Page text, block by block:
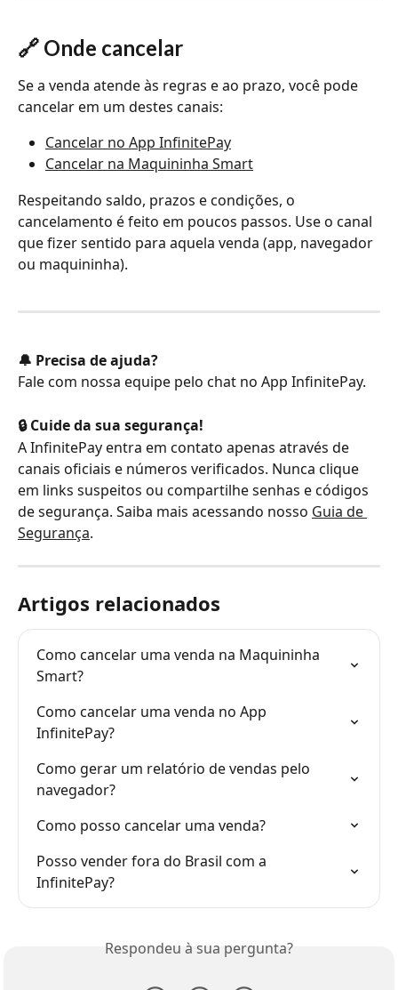
🔗 Onde cancelar
Se a venda atende às regras e ao prazo, você pode
cancelar em um destes canais:
Cancelar no App InfinitePay
Cancelar na Maquininha Smart
Respeitando saldo, prazos e condições, o
cancelamento é feito em poucos passos. Use o canal
que fizer sentido para aquela venda (app, navegador
ou maquininha).
🔔 Precisa de ajuda?
Fale com nossa equipe pelo chat no App InfinitePay.
🔒 Cuide da sua segurança!
A InfinitePay entra em contato apenas através de
canais oficiais e números verificados. Nunca clique
em links suspeitos ou compartilhe senhas e códigos
de segurança. Saiba mais acessando nosso Guia de
Segurança.
Artigos relacionados
Como cancelar uma venda na Maquininha
Smart?
Como cancelar uma venda no App
InfinitePay?
Como gerar um relatório de vendas pelo
navegador?
Como posso cancelar uma venda?
Posso vender fora do Brasil com a
InfinitePay?
Respondeu à sua pergunta?